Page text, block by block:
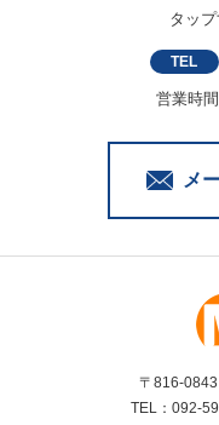
タッ
TEL
営業時
メ
〒816-
TEL：092-